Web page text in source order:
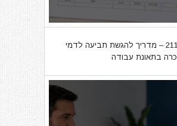
טופס בל/211 – מדריך להגשת תביעה לדמי
בתאונת עבודה